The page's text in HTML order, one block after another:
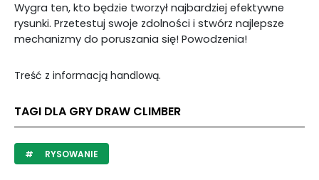
Wygra ten, kto będzie tworzył najbardziej efektywne
rysunki. Przetestuj swoje zdolności i stwórz najlepsze
mechanizmy do poruszania się! Powodzenia!
Treść z informacją handlową.
TAGI DLA GRY DRAW CLIMBER
RYSOWANIE